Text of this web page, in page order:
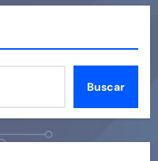
Buscar